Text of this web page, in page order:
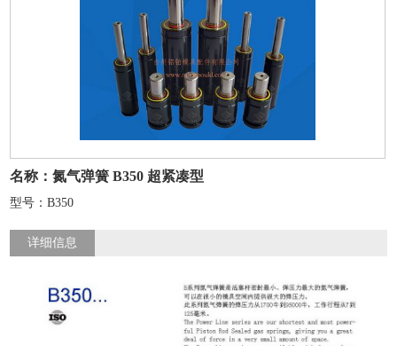
名称：氮气弹簧 B350 超紧凑型
型号：B350
详细信息